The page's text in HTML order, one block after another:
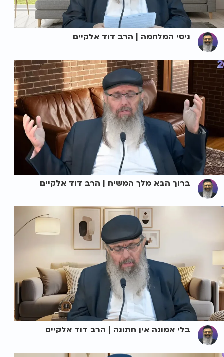
ניסי המלחמה | הרב דוד אלקיים
ברוך הבא מלך המשיח | הרב דוד אלקיים
בלי אמונה אין חתונה | הרב דוד אלקיים